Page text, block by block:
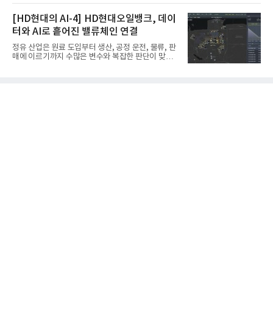
벌 표준이다. 특히 미세
마트 건설 현장 구현을 앞당기고 있다.HD현대사이트
솔루션은 최근 스위스 건설 현장에서 무인 자율 굴착
기를 투입했다. 실제 공사를 진행한 것은 처음으로, 건
설장비 자율화 기술의 새로운 이정표를 제시했다.이
번에 투입된 무인 자율 굴착기는 유럽 대형 건설그룹
키바그(KIBAG)의 스위스 투겐 지역 건설 프로젝트에
서 깊이 3m, 폭 12m, 길이 1km 규모의 토목 공사를
[HD현대의 AI-4] HD현대오일뱅크, 데이
터와 AI로 흩어진 밸류체인 연결
정유 산업은 원료 도입부터 생산, 공정 운전, 물류, 판
매에 이르기까지 수많은 변수와 복잡한 판단이 맞물